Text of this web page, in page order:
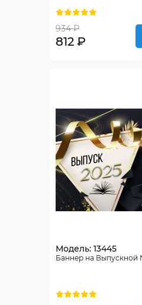
934 ₽
812 ₽
Модель: 13445
Баннер на Выпускной